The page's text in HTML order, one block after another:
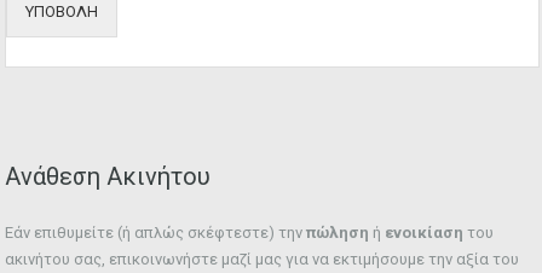
ΥΠΟΒΟΛΗ
Ανάθεση Ακινήτου
Εάν επιθυμείτε (ή απλώς σκέφτεστε) την πώληση ή ενοικίαση του
ακινήτου σας, επικοινωνήστε μαζί μας για να εκτιμήσουμε την αξία του